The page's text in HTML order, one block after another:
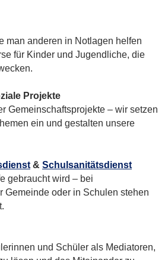
man anderen in Notlagen helfen
für Kinder und Jugendliche, die
Projekte
Gemeinschaftsprojekte – wir setzen
ein und gestalten unsere
& Schulsanitätsdienst
gebraucht wird – bei
Gemeinde oder in Schulen stehen
und Schüler als Mediatoren,